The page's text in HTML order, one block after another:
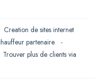
Creation de sites internet
partenaire
-
Trouver plus de clients via